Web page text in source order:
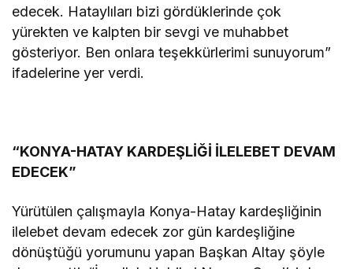
edecek. Hataylıları bizi gördüklerinde çok
yürekten ve kalpten bir sevgi ve muhabbet
gösteriyor. Ben onlara teşekkürlerimi sunuyorum”
ifadelerine yer verdi.
“KONYA-HATAY KARDEŞLİĞİ İLELEBET DEVAM
EDECEK”
Yürütülen çalışmayla Konya-Hatay kardeşliğinin
ilelebet devam edecek zor gün kardeşliğine
dönüştüğü yorumunu yapan Başkan Altay şöyle